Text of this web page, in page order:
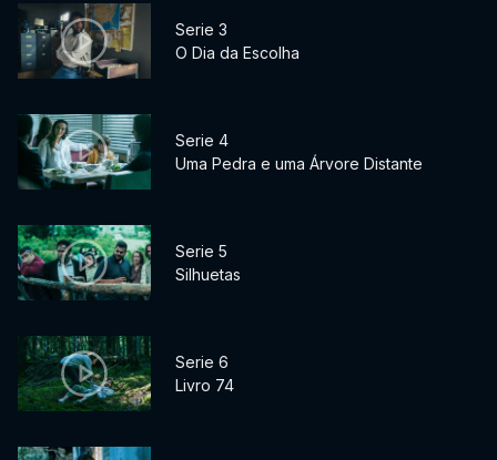
Serie 3
O Dia da Escolha
Serie 4
Uma Pedra e uma Árvore Distante
Serie 5
Silhuetas
Serie 6
Livro 74